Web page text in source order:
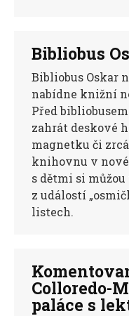
Bibliobus
Bibliobus Oskar
nabídne knižní
Před
zahrát deskové
magnetku či
knihovnu v
s dětmi si
z událostí
listech.
Colloredo-
paláce s